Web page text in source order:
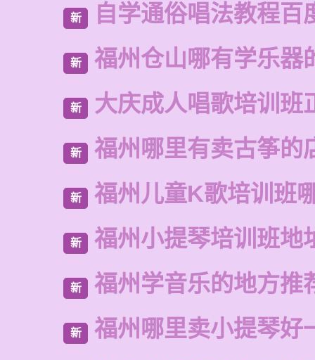
新 自学通俗唱法教程百
新 福州仓山哪有学乐器
新 大庆成人唱歌培训班
新 福州哪里有卖古筝的
新 福州儿童K歌培训班
新 福州小提琴培训班地
新 福州学音乐的地方推
新 福州哪里卖小提琴好